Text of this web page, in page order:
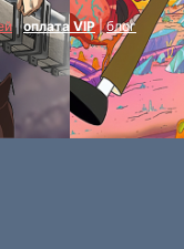
|оплата VIP|блог